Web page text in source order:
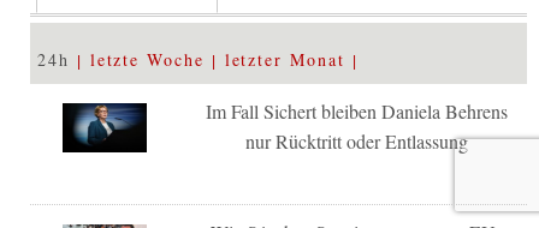
24h letzte Woche letzter Monat
Im Fall Sichert bleiben Daniela Behrens
nur Rücktritt oder Entlassung